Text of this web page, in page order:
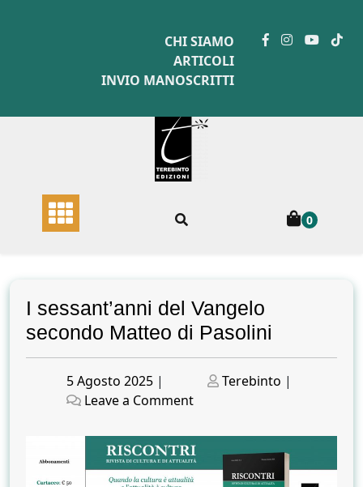
CHI SIAMO
ARTICOLI
INVIO MANOSCRITTI
0
I sessant’anni del Vangelo
secondo Matteo di Pasolini
Posted
on
5 Agosto 2025 |
Posted
Terebinto |
Leave a Commenton
sessant’anni
del
Vangelo